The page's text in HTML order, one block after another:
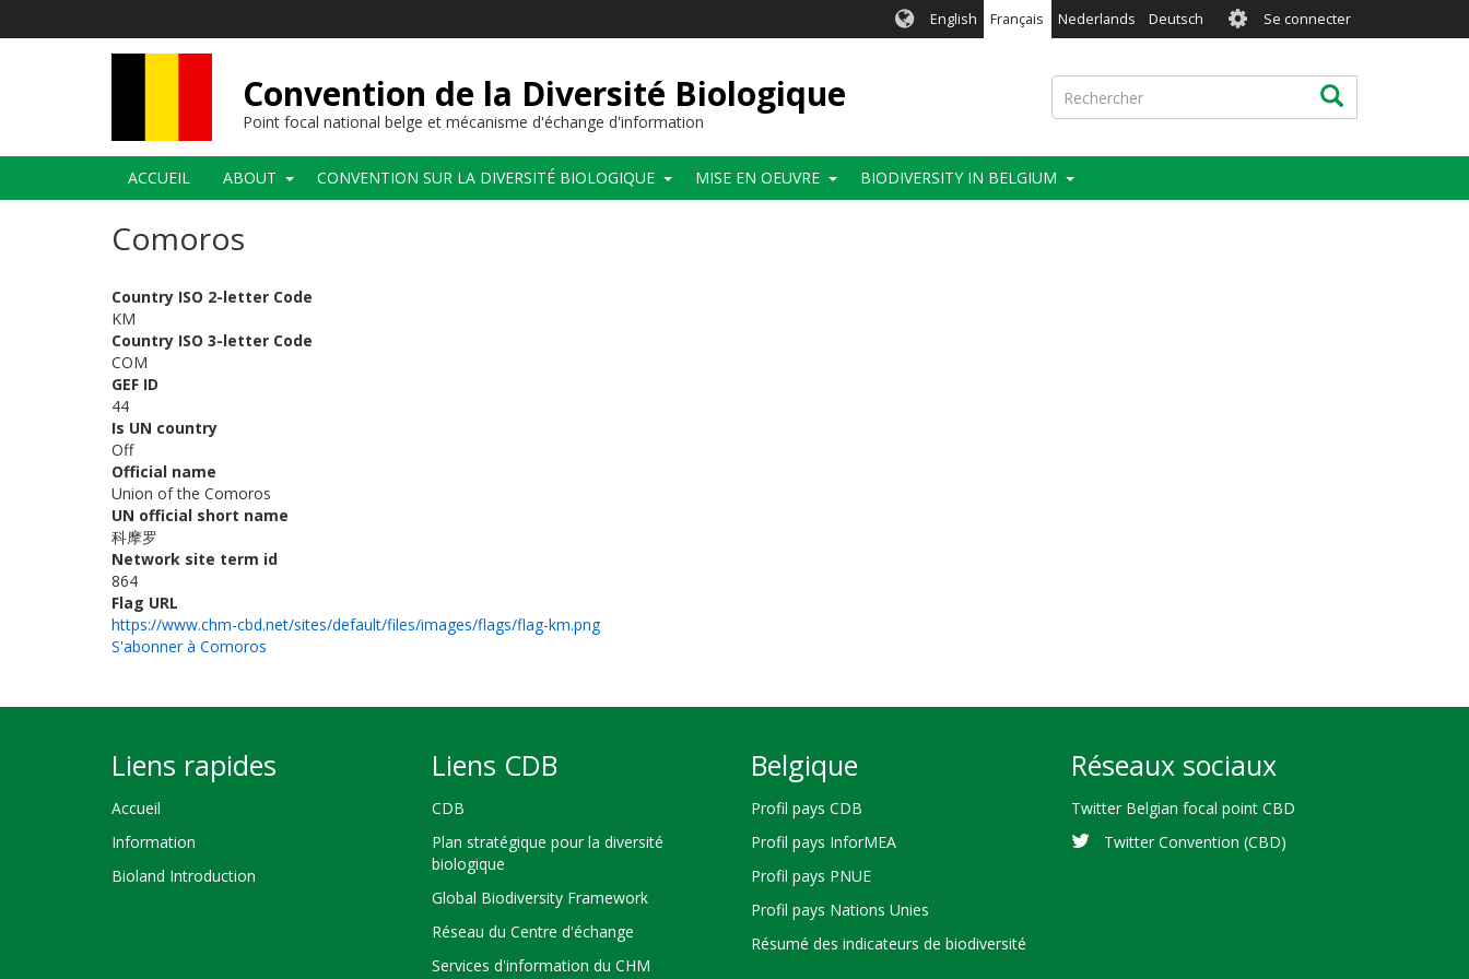
English Français Nederlands Deutsch User
account
menu
Se connecter
Convention de la Diversité Biologique
Point focal national belge et mécanisme d'échange d'information
Rechercher Rechercher
Navigation
principale
ACCUEIL ABOUT CONVENTION SUR LA DIVERSITÉ BIOLOGIQUE MISE EN OEUVRE BIODIVERSITY IN BELGIUM
Comoros
Country ISO 2-letter Code
KM
Country ISO 3-letter Code
COM
GEF ID
44
Is UN country
Off
Official name
Union of the Comoros
UN official short name
科摩罗
Network site term id
864
Flag URL
https://www.chm-cbd.net/sites/default/files/images/flags/flag-km.png
S'abonner à Comoros
Liens rapides
Accueil
Information
Bioland Introduction
Liens CDB
CDB
Plan stratégique pour la diversité
biologique
Global Biodiversity Framework
Réseau du Centre d'échange
Services d'information du CHM
Belgique
Profil pays CDB
Profil pays InforMEA
Profil pays PNUE
Profil pays Nations Unies
Résumé des indicateurs de biodiversité
Réseaux sociaux
Twitter Belgian focal point CBD
Twitter Convention (CBD)